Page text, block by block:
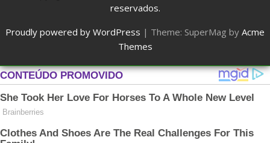
reservados.
Proudly powered by WordPress | Theme: SuperMag by Acme
Themes